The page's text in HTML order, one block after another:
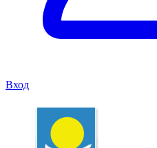
Вход